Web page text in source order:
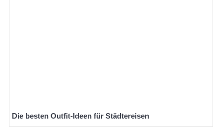
Die besten Outfit-Ideen für Städtereisen